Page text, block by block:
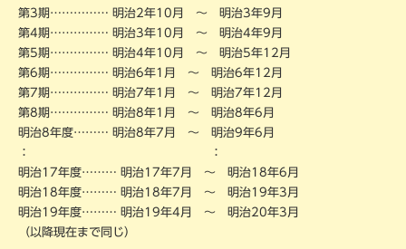
第3期…………… 明治2年10月 ～ 明治3年9月
第4期…………… 明治3年10月 ～ 明治4年9月
第5期…………… 明治4年10月 ～ 明治5年12月
第6期…………… 明治6年1 月 ～ 明治6年12月
第7期…………… 明治7年1 月 ～ 明治7年12月
第8期…………… 明治8年1 月 ～ 明治8年6月
明治8年度……… 明治8年7月 ～ 明治9年6月
： ：
明治17年度……… 明治17年7月 ～ 明治18年6月
明治18年度……… 明治18年7月 ～ 明治19年3月
明治19年度……… 明治19年4月 ～ 明治20年3月
（以降現在まで同じ）